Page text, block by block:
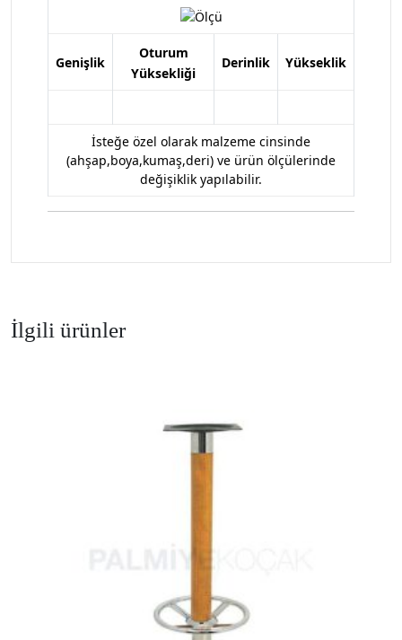
Genişlik
Oturum
Yüksekliği
Derinlik Yükseklik
İsteğe özel olarak malzeme cinsinde
(ahşap,boya,kumaş,deri) ve ürün ölçülerinde
değişiklik yapılabilir.
İlgili ürünler